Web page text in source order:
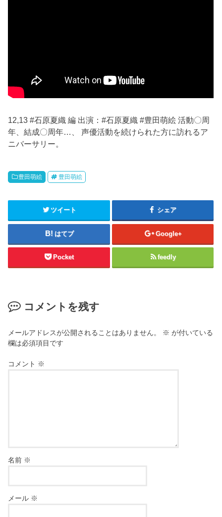
12,13 #石原夏織 編 出演：#石原夏織 #豊田萌絵 活動〇周
年、結成〇周年…、 声優活動を続けられた方に訪れるア
ニバーサリー。
豊田萌絵 豊田萌絵
ツイート シェア
はてブ Google+
Pocket feedly
コメントを残す
メールアドレスが公開されることはありません。 ※ が付いている
欄は必須項目です
コメント ※
名前 ※
メール ※